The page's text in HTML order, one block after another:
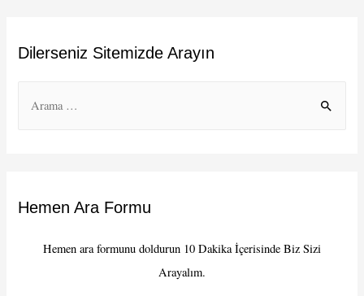
Dilerseniz Sitemizde Arayın
h
Hemen Ara Formu
Hemen ara formunu doldurun 10 Dakika İçerisinde Biz Sizi
Arayalım.